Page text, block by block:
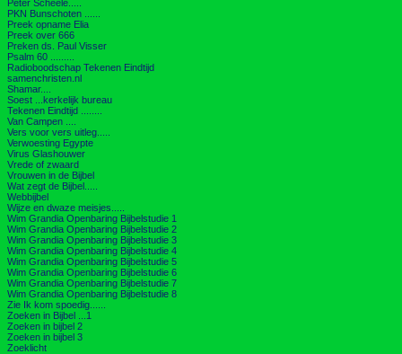
Peter Scheele.....
PKN Bunschoten ......
Preek opname Elia
Preek over 666
Preken ds. Paul Visser
Psalm 60 .........
Radioboodschap Tekenen Eindtijd
samenchristen.nl
Shamar....
Soest ...kerkelijk bureau
Tekenen Eindtijd ........
Van Campen ....
Vers voor vers uitleg.....
Verwoesting Egypte
Virus Glashouwer
Vrede of zwaard
Vrouwen in de Bijbel
Wat zegt de Bijbel.....
Webbijbel
Wijze en dwaze meisjes.....
Wim Grandia Openbaring Bijbelstudie 1
Wim Grandia Openbaring Bijbelstudie 2
Wim Grandia Openbaring Bijbelstudie 3
Wim Grandia Openbaring Bijbelstudie 4
Wim Grandia Openbaring Bijbelstudie 5
Wim Grandia Openbaring Bijbelstudie 6
Wim Grandia Openbaring Bijbelstudie 7
Wim Grandia Openbaring Bijbelstudie 8
Zie Ik kom spoedig......
Zoeken in Bijbel ...1
Zoeken in bijbel 2
Zoeken in bijbel 3
Zoeklicht